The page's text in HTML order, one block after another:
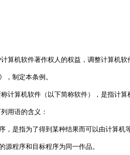
算机软件著作权人的权益，调整计算机
，制定本条例。
计算机软件（以下简称软件），是指计
用语的含义：
序，是指为了得到某种结果而可以由计算
源程序和目标程序为同一作品。